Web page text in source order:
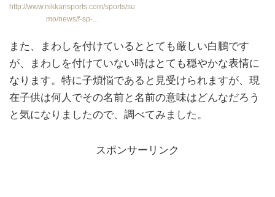
http://www.nikkansports.com/sports/su
mo/news/f-sp-...
また、まわしを付けているととても厳しい白鵬です
が、まわしを付けていない時はとても穏やかな表情に
なります。特に子煩悩であると見受けられますが、現
在子供は何人でその名前と名前の意味はどんなだろう
と気になりましたので、調べてみました。
スポンサーリンク